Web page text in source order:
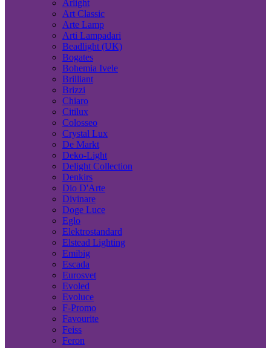
Arlight
Art Classic
Arte Lamp
Arti Lampadari
Beadlight (UK)
Bogates
Bohemia Ivele
Brilliant
Brizzi
Chiaro
Citilux
Colosseo
Crystal Lux
De Markt
Deko-Light
Delight Collection
Denkirs
Dio D'Arte
Divinare
Doge Luce
Eglo
Elektrostandard
Elstead Lighting
Emibig
Escada
Eurosvet
Evoled
Evoluce
F-Promo
Favourite
Feiss
Feron